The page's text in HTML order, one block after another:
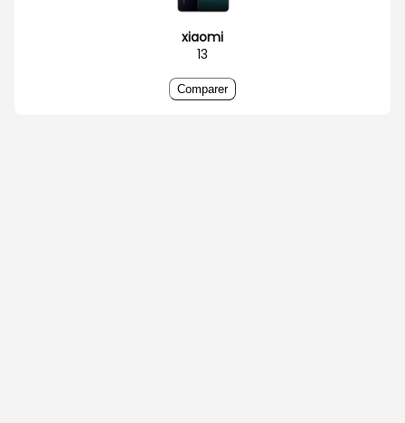
xiaomi
13
Comparer